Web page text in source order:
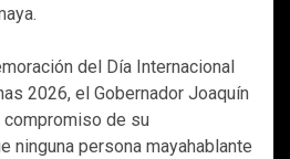
del Día Internacional
2026, el Gobernador Joaquín
de su
ninguna persona mayahablante